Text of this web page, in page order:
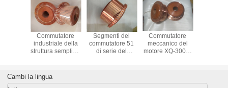
Commutatore
industriale della
struttura semplice,
59 segmenti
Segmenti del
commutatore 51
di serie del
piatta elettrico
Commutatore
meccanico del
motore XQ-3000-
segmenti
Cambi la lingua